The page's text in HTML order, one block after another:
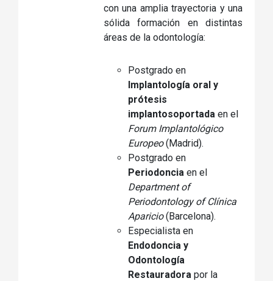
con una amplia trayectoria y una
sólida formación en distintas
áreas de la odontología:
Postgrado en
Implantología oral y
prótesis
implantosoportada en el
Forum Implantológico
Europeo(Madrid).
Postgrado en
Periodoncia en el
Department of
Periodontology of Clínica
Aparicio(Barcelona).
Especialista en
Endodoncia y
Odontología
Restauradora por la